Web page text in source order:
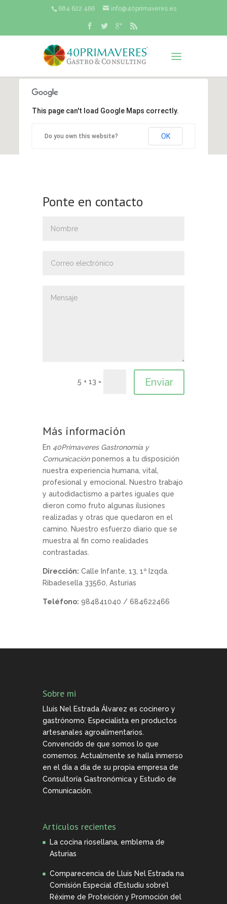
684 622 466 info@40primaveres.es
This page can't load Google Maps correctly.
Do you own this website? OK
Ponte en contacto
5 + 13 =
Más información
En 40Primaveres Gastronomía y
Comunicaciónponemos a tu disposición
nuestra experiencia humana, vital,
profesional y emocional. Nuestro trabajo
y autodidactismo a partes iguales que
dieron como fruto algunas ilusiones
realizadas y otras que quedaron en el
camino. Nuestro esfuerzo diario que se
muestra al fin como realidades
contrastadas.
Dirección: Calle Infante, 13, 1º Izqda.
Ribadesella 33560, Asturias
Teléfono: 984841040 / 684622466
Sobre mi
Lluis Nel Estrada Álvarez es cocinero y
gastrónomo. Especialista en productos
artesanales agroalimentarios.
Convencido de que somos lo que
comemos. Actualmente se halla inmerso
en el día a día de su propia empresa de
Consultoría Gastronómica y Estudio de
Comunicación.
Artículos recientes
La cocina riosellana, emblema de
Asturias
Comparecencia de Lluis Nel Estrada na
Comisión Especial d’Estudiu sobre’l
Réxime de Proteición y Promoción del